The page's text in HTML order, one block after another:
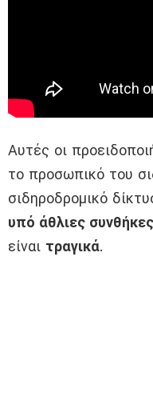
Αυτές οι
το προσωπικό του
σιδηροδρομικό
υπό άθλιες συνθήκες
είναι τραγικά.